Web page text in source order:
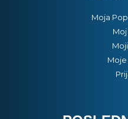
Moja